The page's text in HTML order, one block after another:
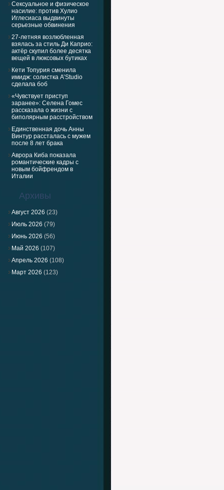
Сексуальное и физическое
насилие: против Хулио
Иглесиаса выдвинуты
серьезные обвинения
27-летняя возлюбленная
взялась за стиль Ди Каприо:
актёр скупил более десятка
вещей в люксовых бутиках
Кети Топурия сменила
имидж: солистка A’Studio
сделала боб
«Чувствует приступ
заранее»: Селена Гомес
рассказала о жизни с
биполярным расстройством
Единственная дочь Анны
Винтур рассталась с мужем
после 8 лет брака
Аврора Киба показала
романтические кадры с
новым бойфрендом в
Италии
Архивы
Август 2026 (23)
Июль 2026 (79)
Июнь 2026 (56)
Май 2026 (107)
Апрель 2026 (108)
Март 2026 (123)